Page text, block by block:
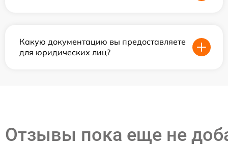
Какую документацию вы предоставляете
для юридических лиц?
Отзывы пока еще не